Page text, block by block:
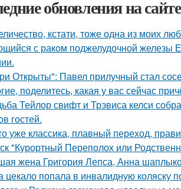
обновления на
кстати, тоже одна из моих
с раком поджелудочной железы
Открыты": Павел прилучный стал
поделитесь, какая у вас сейчас
Тейлор свифт и Трэвиса келси
гостей.
уже классика, плавный переход,
"Курортный Переполох или
жена Григория Лепса, Анна
попала в инвалидную коляску